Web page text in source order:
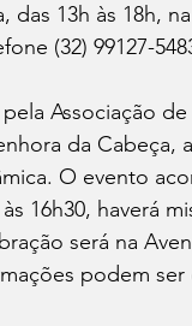
das 13h às 18h,
(32) 99127-
Associação
da Cabeça,
O evento
16h30, haverá
será na
podem